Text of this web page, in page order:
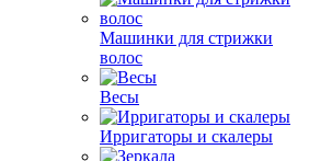
Машинки для стрижки
волос
Весы
Ирригаторы и скалеры